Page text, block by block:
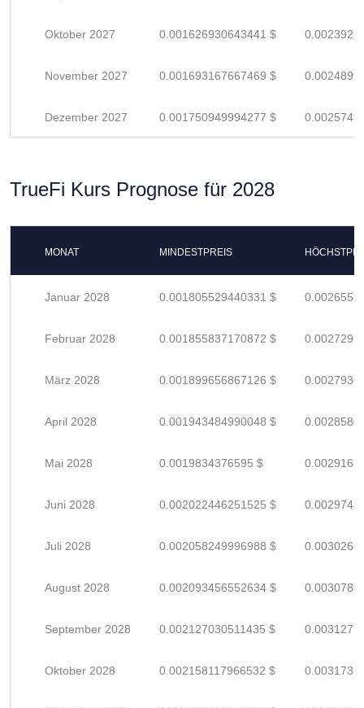
Oktober 2027 0.001626930643441 $
November 2027 0.001693167667469 $
Dezember 2027 0.001750949994277 $
TrueFi Kurs Prognose für 2028
MONAT MINDESTPREIS
Januar 2028 0.001805529440331 $
Februar 2028 0.001855837170872 $
März 2028 0.001899656867126 $
April 2028 0.001943484990048 $
Mai 2028 0.0019834376595 $
Juni 2028 0.002022446251525 $
Juli 2028 0.002058249996988 $
August 2028 0.002093456552634 $
September 2028 0.002127030511435 $
Oktober 2028 0.002158117966532 $